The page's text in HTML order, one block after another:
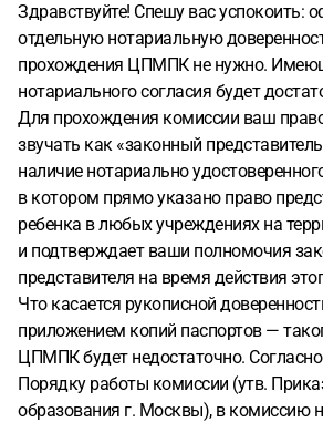
Здравствуйте! Спешу вас успокоить:
отдельную нотариальную
прохождения ЦПМПК не нужно.
нотариального согласия будет
Для прохождения комиссии ваш
звучать как «законный
наличие нотариально
в котором прямо указано право
ребенка в любых учреждениях на
и подтверждает ваши полномочия
представителя на время действия
Что касается рукописной
приложением копий паспортов —
ЦПМПК будет недостаточно.
Порядку работы комиссии (утв.
образования г. Москвы), в комиссию